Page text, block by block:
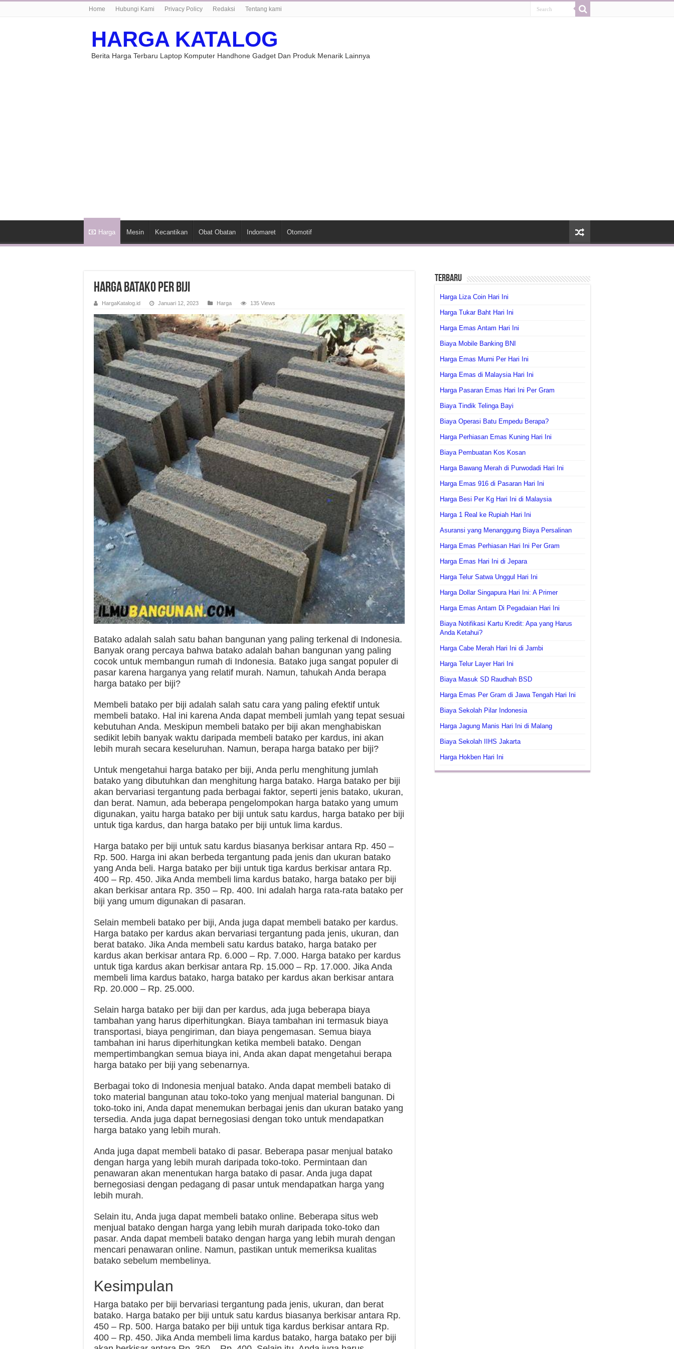
Home Hubungi Kami Privacy Policy Redaksi Tentang kami
HARGA KATALOG
Berita Harga Terbaru Laptop Komputer Handhone Gadget Dan Produk Menarik Lainnya
Harga Mesin Kecantikan Obat Obatan Indomaret Otomotif
Harga Batako Per Biji
HargaKatalog.id Januari 12, 2023 Harga 135 Views
Batako adalah salah satu bahan bangunan yang paling terkenal di Indonesia.
Banyak orang percaya bahwa batako adalah bahan bangunan yang paling
cocok untuk membangun rumah di Indonesia. Batako juga sangat populer di
pasar karena harganya yang relatif murah. Namun, tahukah Anda berapa
harga batako per biji?
Membeli batako per biji adalah salah satu cara yang paling efektif untuk
membeli batako. Hal ini karena Anda dapat membeli jumlah yang tepat sesuai
kebutuhan Anda. Meskipun membeli batako per biji akan menghabiskan
sedikit lebih banyak waktu daripada membeli batako per kardus, ini akan
lebih murah secara keseluruhan. Namun, berapa harga batako per biji?
Untuk mengetahui harga batako per biji, Anda perlu menghitung jumlah
batako yang dibutuhkan dan menghitung harga batako. Harga batako per biji
akan bervariasi tergantung pada berbagai faktor, seperti jenis batako, ukuran,
dan berat. Namun, ada beberapa pengelompokan harga batako yang umum
digunakan, yaitu harga batako per biji untuk satu kardus, harga batako per biji
untuk tiga kardus, dan harga batako per biji untuk lima kardus.
Harga batako per biji untuk satu kardus biasanya berkisar antara Rp. 450 –
Rp. 500. Harga ini akan berbeda tergantung pada jenis dan ukuran batako
yang Anda beli. Harga batako per biji untuk tiga kardus berkisar antara Rp.
400 – Rp. 450. Jika Anda membeli lima kardus batako, harga batako per biji
akan berkisar antara Rp. 350 – Rp. 400. Ini adalah harga rata-rata batako per
biji yang umum digunakan di pasaran.
Selain membeli batako per biji, Anda juga dapat membeli batako per kardus.
Harga batako per kardus akan bervariasi tergantung pada jenis, ukuran, dan
berat batako. Jika Anda membeli satu kardus batako, harga batako per
kardus akan berkisar antara Rp. 6.000 – Rp. 7.000. Harga batako per kardus
untuk tiga kardus akan berkisar antara Rp. 15.000 – Rp. 17.000. Jika Anda
membeli lima kardus batako, harga batako per kardus akan berkisar antara
Rp. 20.000 – Rp. 25.000.
Selain harga batako per biji dan per kardus, ada juga beberapa biaya
tambahan yang harus diperhitungkan. Biaya tambahan ini termasuk biaya
transportasi, biaya pengiriman, dan biaya pengemasan. Semua biaya
tambahan ini harus diperhitungkan ketika membeli batako. Dengan
mempertimbangkan semua biaya ini, Anda akan dapat mengetahui berapa
harga batako per biji yang sebenarnya.
Berbagai toko di Indonesia menjual batako. Anda dapat membeli batako di
toko material bangunan atau toko-toko yang menjual material bangunan. Di
toko-toko ini, Anda dapat menemukan berbagai jenis dan ukuran batako yang
tersedia. Anda juga dapat bernegosiasi dengan toko untuk mendapatkan
harga batako yang lebih murah.
Anda juga dapat membeli batako di pasar. Beberapa pasar menjual batako
dengan harga yang lebih murah daripada toko-toko. Permintaan dan
penawaran akan menentukan harga batako di pasar. Anda juga dapat
bernegosiasi dengan pedagang di pasar untuk mendapatkan harga yang
lebih murah.
Selain itu, Anda juga dapat membeli batako online. Beberapa situs web
menjual batako dengan harga yang lebih murah daripada toko-toko dan
pasar. Anda dapat membeli batako dengan harga yang lebih murah dengan
mencari penawaran online. Namun, pastikan untuk memeriksa kualitas
batako sebelum membelinya.
Kesimpulan
Harga batako per biji bervariasi tergantung pada jenis, ukuran, dan berat
batako. Harga batako per biji untuk satu kardus biasanya berkisar antara Rp.
450 – Rp. 500. Harga batako per biji untuk tiga kardus berkisar antara Rp.
400 – Rp. 450. Jika Anda membeli lima kardus batako, harga batako per biji
Terbaru
Harga Liza Coin Hari Ini
Harga Tukar Baht Hari Ini
Harga Emas Antam Hari Ini
Biaya Mobile Banking BNI
Harga Emas Murni Per Hari Ini
Harga Emas di Malaysia Hari Ini
Harga Pasaran Emas Hari Ini Per Gram
Biaya Tindik Telinga Bayi
Biaya Operasi Batu Empedu Berapa?
Harga Perhiasan Emas Kuning Hari Ini
Biaya Pembuatan Kos Kosan
Harga Bawang Merah di Purwodadi Hari Ini
Harga Emas 916 di Pasaran Hari Ini
Harga Besi Per Kg Hari Ini di Malaysia
Harga 1 Real ke Rupiah Hari Ini
Asuransi yang Menanggung Biaya Persalinan
Harga Emas Perhiasan Hari Ini Per Gram
Harga Emas Hari Ini di Jepara
Harga Telur Satwa Unggul Hari Ini
Harga Dollar Singapura Hari Ini: A Primer
Harga Emas Antam Di Pegadaian Hari Ini
Biaya Notifikasi Kartu Kredit: Apa yang Harus
Anda Ketahui?
Harga Cabe Merah Hari Ini di Jambi
Harga Telur Layer Hari Ini
Biaya Masuk SD Raudhah BSD
Harga Emas Per Gram di Jawa Tengah Hari Ini
Biaya Sekolah Pilar Indonesia
Harga Jagung Manis Hari Ini di Malang
Biaya Sekolah IIHS Jakarta
Harga Hokben Hari Ini